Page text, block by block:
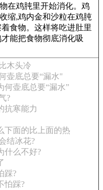
在鸡肫里开始消化。鸡
缩,鸡内金和沙粒在鸡肫
食物。这样将吃进肚里
能把食物彻底消化吸
木头冷
壶底总要“漏水"
何壶底总要“漏水”
?
抗寒能力
下面的比上面的热
结冰花?
什么不好?
踩?
怕踩?